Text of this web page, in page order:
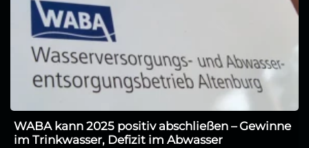
WABA kann 2025 positiv abschließen – Gewinne
im Trinkwasser, Defizit im Abwasser